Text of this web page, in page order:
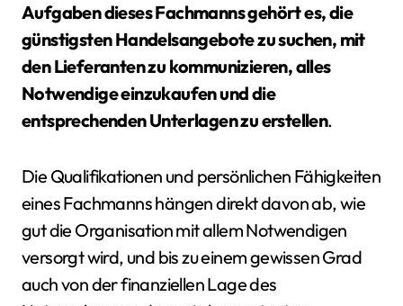
Aufgaben dieses Fachmanns gehört es, die
günstigsten Handelsangebote zu suchen, mit
den Lieferanten zu kommunizieren, alles
Notwendige einzukaufen und die
entsprechenden Unterlagen zu erstellen.
Die Qualifikationen und persönlichen Fähigkeiten
eines Fachmanns hängen direkt davon ab, wie
gut die Organisation mit allem Notwendigen
versorgt wird, und bis zu einem gewissen Grad
auch von der finanziellen Lage des